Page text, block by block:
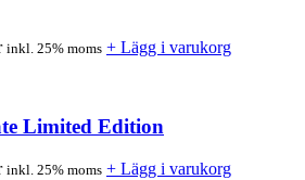
inkl. 25% moms + Lägg i varukorg
Limited Edition
inkl. 25% moms + Lägg i varukorg